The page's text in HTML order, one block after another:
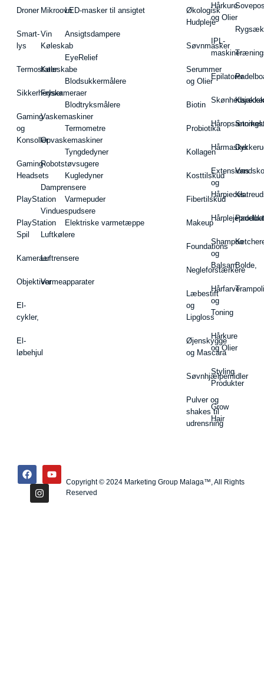
Droner
Smart-
lys
Termostater
Sikkerhedskameraer
Gaming
og
Konsoller
Gaming-
Headsets
PlayStation
PlayStation
Spil
Kameraer
Objektiver
El-
cykler,
El-
løbehjul
Mikroovn
Vin
Køleskab
Køleskabe
Fryser
Vaskemaskiner
Opvaskemaskiner
Robotstøvsugere
Damprensere
Vinduespudsere
Luftkølere
Luftrensere
Varmeapparater
LED-masker til ansigtet
Ansigtsdampere
EyeRelief
Blodsukkermålere
Blodtryksmålere
Termometre
Tyngdedyner
Kugledyner
Varmepuder
Elektriske varmetæppe
Økologisk
Hudpleje
Søvnmasker
Serummer
og Olier
Biotin
Probiotika
Kollagen
Kosttilskud
Fibertilskud
Makeup
Foundations
Negleforstærkere
Læbestift
og
Lipgloss
Øjenskygge
og Mascara
Søvnhjælpemidler
Pulver og
shakes til
udrensning
Hårkure
og Olier
IPL-
maskiner
Epilatorer
Hårmasker
Extensions
og
Hårpieces
Shampoo
og
Balsam
Hårfarve
og
Toning
Hårkure
og Olier
Styling
Produkter
Grow
Hair
Vandsko
Bolde,
Copyright © 2024 Marketing Group Malaga™, All Rights
Reserved